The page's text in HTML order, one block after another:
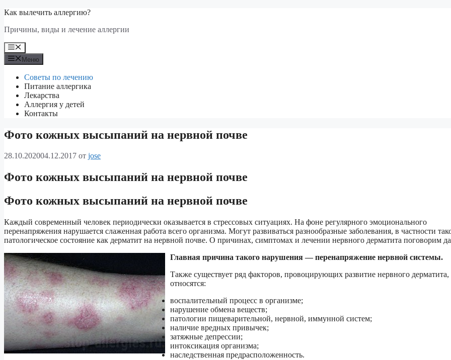
Перейти
содержимому
Как вылечить аллергию?
Причины, виды и лечение аллергии
Меню
Меню
Советы по лечению
Питание аллергика
Лекарства
Аллергия у детей
Контакты
Фото кожных высыпаний на нервной почве
28.10.202004.12.2017 от jose
Фото кожных высыпаний на нервной почве
Фото кожных высыпаний на нервной почве
Каждый современный человек периодически оказывается в стрессовых ситуациях. На фоне регулярного эмоционального
перенапряжения нарушается слаженная работа всего организма. Могут развиваться разнообразные заболевания, в частности
патологическое состояние как дерматит на нервной почве. О причинах, симптомах и лечении нервного дерматита поговорим
Главная причина такого нарушения — перенапряжение нервной системы.
Также существует ряд факторов, провоцирующих развитие нервного
относятся:
воспалительный процесс в организме;
нарушение обмена веществ;
патологии пищеварительной, нервной, иммунной систем;
наличие вредных привычек;
затяжные депрессии;
интоксикация организма;
наследственная предрасположенность.